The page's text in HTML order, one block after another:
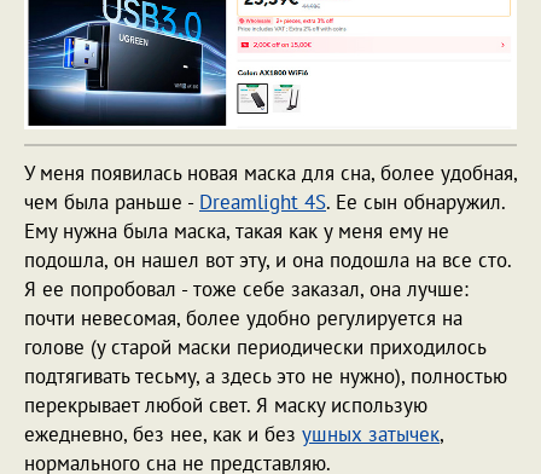
У меня появилась новая маска для сна, более удобная,
чем была раньше - Dreamlight 4S. Ее сын обнаружил.
Ему нужна была маска, такая как у меня ему не
подошла, он нашел вот эту, и она подошла на все сто.
Я ее попробовал - тоже себе заказал, она лучше:
почти невесомая, более удобно регулируется на
голове (у старой маски периодически приходилось
подтягивать тесьму, а здесь это не нужно), полностью
перекрывает любой свет. Я маску использую
ежедневно, без нее, как и без ушных затычек,
нормального сна не представляю.